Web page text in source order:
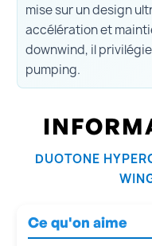
mise sur un design
accélération et
downwind, il
pumping.
DUOTONE
Ce qu'on aime